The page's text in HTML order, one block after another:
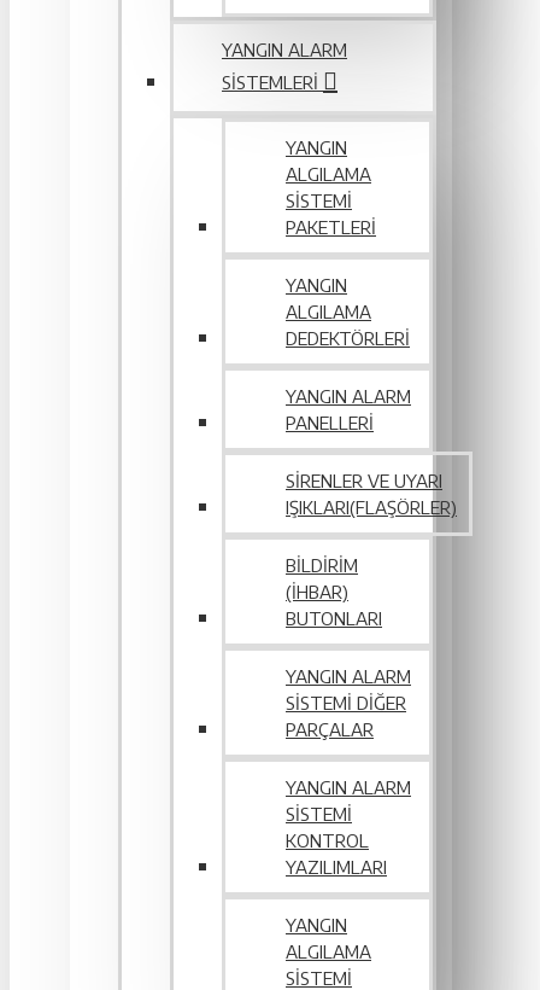
YANGIN ALARM
SISTEMLERI
YANGIN
ALGILAMA
SISTEMI
PAKETLERI
YANGIN
ALGILAMA
DEDEKTÖRLERI
YANGIN ALARM
PANELLERI
SIRENLER VE UYARI
IŞIKLARI(FLAŞÖRLER)
BILDIRIM
(İHBAR)
BUTONLARI
YANGIN ALARM
SISTEMI DIĞER
PARÇALAR
YANGIN ALARM
SISTEMI
KONTROL
YAZILIMLARI
YANGIN
ALGILAMA
SISTEMI